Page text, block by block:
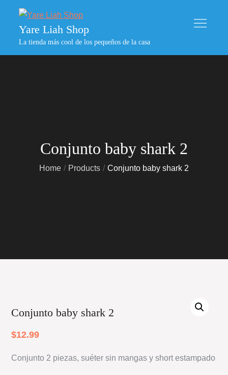
contentYare Liah Shop
La tienda más cool de los pequeños de la casa
Conjunto baby shark 2
Home Products Conjunto baby shark 2
Conjunto baby shark 2
$12.99
Conjunto 2 piezas, suéter sin mangas y short estampado